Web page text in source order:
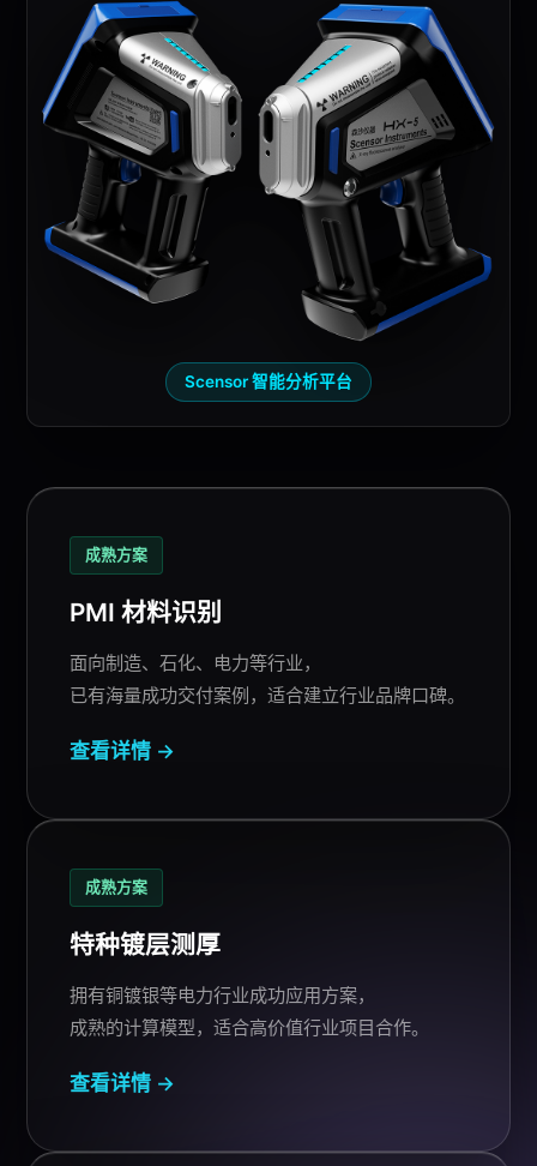
Scensor智能分析平台
成熟方案
PMI材料识别
面向制造、石化、电力等行业，
已有海量成功交付案例，适合建立行业品牌口碑。
查看详情 →
成熟方案
特种镀层测厚
拥有铜镀银等电力行业成功应用方案，
成熟的计算模型，适合高价值行业项目合作。
查看详情 →